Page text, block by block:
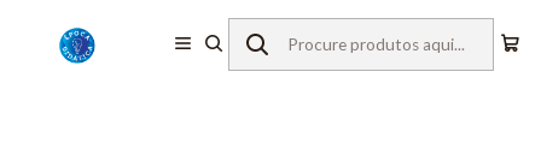
Início Equipamentos de Laboratório
Cabines de Luz
Cabine de luz PCE-CIC 10-LED